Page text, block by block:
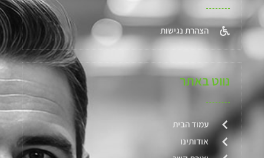
הצהרת נגישות
נווט באתר
עמוד הבית
אודותינו